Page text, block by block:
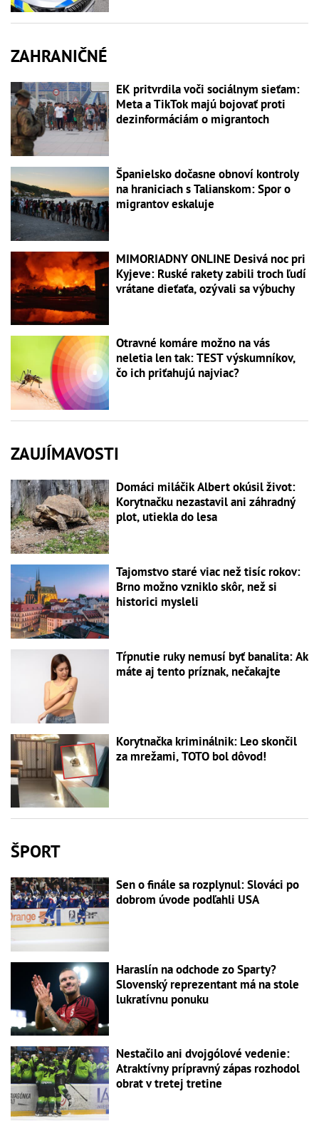
ZAHRANIČNÉ
EK pritvrdila voči sociálnym sieťam:
Meta a TikTok majú bojovať proti
dezinformáciám o migrantoch
Španielsko dočasne obnoví kontroly
na hraniciach s Talianskom: Spor o
migrantov eskaluje
MIMORIADNY ONLINE Desivá noc pri
Kyjeve: Ruské rakety zabili troch ľudí
vrátane dieťaťa, ozývali sa výbuchy
Otravné komáre možno na vás
neletia len tak: TEST výskumníkov,
čo ich priťahujú najviac?
ZAUJÍMAVOSTI
Domáci miláčik Albert okúsil život:
Korytnačku nezastavil ani záhradný
plot, utiekla do lesa
Tajomstvo staré viac než tisíc rokov:
Brno možno vzniklo skôr, než si
historici mysleli
Tŕpnutie ruky nemusí byť banalita: Ak
máte aj tento príznak, nečakajte
Korytnačka kriminálnik: Leo skončil
za mrežami, TOTO bol dôvod!
ŠPORT
Sen o finále sa rozplynul: Slováci po
dobrom úvode podľahli USA
Haraslín na odchode zo Sparty?
Slovenský reprezentant má na stole
lukratívnu ponuku
Nestačilo ani dvojgólové vedenie:
Atraktívny prípravný zápas rozhodol
obrat v tretej tretine